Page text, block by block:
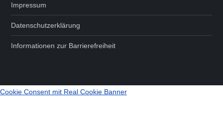
Impressum
Datenschutzerklärung
Informationen zur Barrierefreiheit
Cookie Consent mit Real Cookie Banner